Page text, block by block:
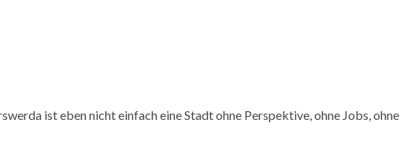
ist eben nicht einfach eine Stadt ohne Perspektive, ohne Jobs, ohne